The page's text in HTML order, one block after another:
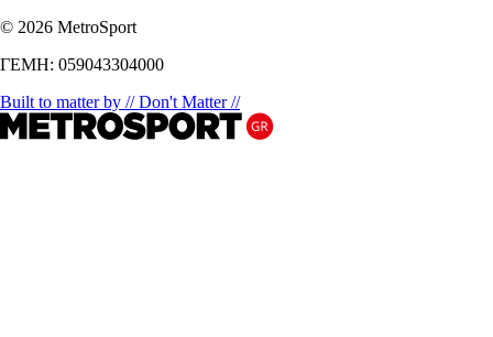
© 2026 MetroSport
ΓΕΜΗ: 059043304000
Built to matter by // Don't Matter //